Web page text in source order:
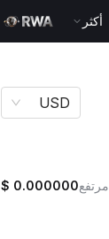
أكثر
USD
مرتفع $ 0.000000